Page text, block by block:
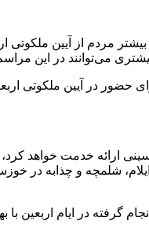
مردم از آیین
می‌توانند در این
حضور در آیین ملکوتی
موکب در قالب های مختلف خدماتی به زائران
در ایلام، شلمچه و چذابه
گرفته در ایام اربعین